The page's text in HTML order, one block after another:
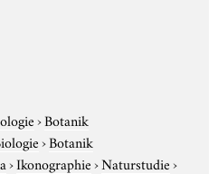
›Botanik
›Botanik
›Ikonographie›Naturstudie›